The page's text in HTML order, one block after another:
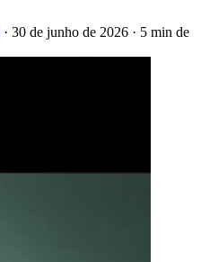
· 30 de junho de 2026 · 5 min de